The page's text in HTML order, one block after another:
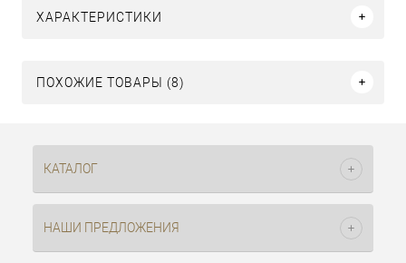
ХАРАКТЕРИСТИКИ
ПОХОЖИЕ ТОВАРЫ (8)
КАТАЛОГ
НАШИ ПРЕДЛОЖЕНИЯ